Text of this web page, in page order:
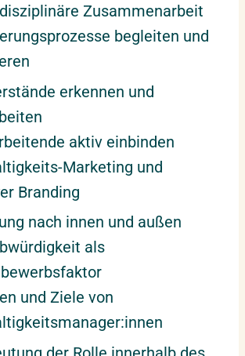
Zusammenarbeit
begleiten und
erkennen und
aktiv einbinden
Marketing und
Branding
nach innen und außen
als
und Ziele von